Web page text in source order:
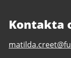
Kontakta
E-